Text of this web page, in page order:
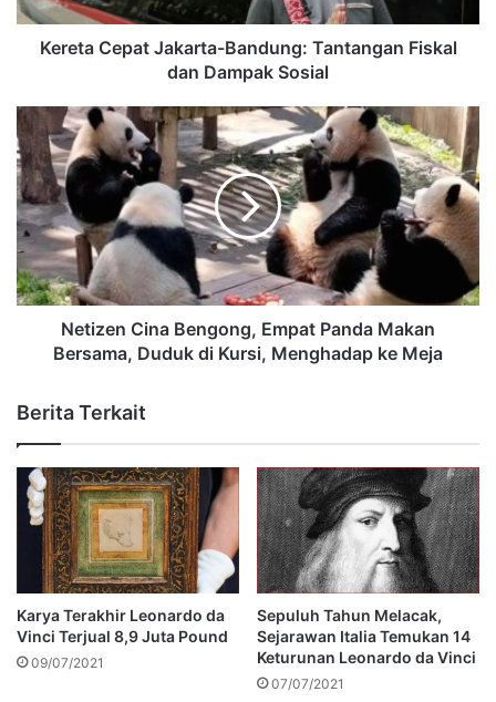
Kereta Cepat Jakarta-Bandung: Tantangan Fiskal
dan Dampak Sosial
Netizen Cina Bengong, Empat Panda Makan
Bersama, Duduk di Kursi, Menghadap ke Meja
Berita Terkait
Karya Terakhir Leonardo da
Vinci Terjual 8,9 Juta Pound
09/07/2021
Sepuluh Tahun Melacak,
Sejarawan Italia Temukan 14
Keturunan Leonardo da Vinci
07/07/2021